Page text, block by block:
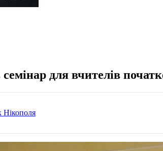
для вчителів
Нікополя